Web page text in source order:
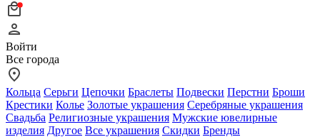
Войти
Все города
Кольца Серьги Цепочки Браслеты Подвески Перстни Броши
Крестики Колье Золотые украшения Серебряные украшения
Свадьба Религиозные украшения Мужские ювелирные
изделия Другое Все украшения Скидки Бренды